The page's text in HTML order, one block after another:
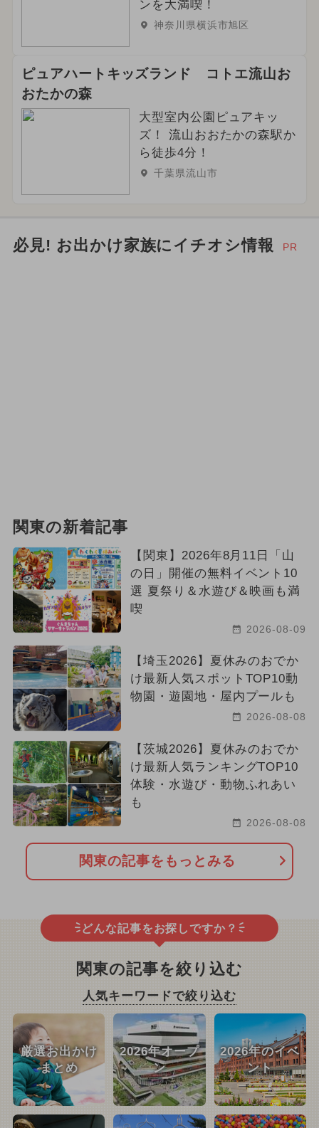
ンを大満喫！
神奈川県横浜市旭区
ピュアハートキッズランド コトエ流山お
おたかの森
大型室内公園ピュアキッ
ズ！ 流山おおたかの森駅か
ら徒歩4分！
千葉県流山市
必見! お出かけ家族にイチオシ情報 PR
関東の新着記事
【関東】2026年8月11日「山
の日」開催の無料イベント10
選 夏祭り＆水遊び＆映画も満
喫
2026-08-09
【埼玉2026】夏休みのおでか
け最新人気スポットTOP10動
物園・遊園地・屋内プールも
2026-08-08
【茨城2026】夏休みのおでか
け最新人気ランキングTOP10
体験・水遊び・動物ふれあい
も
2026-08-08
関東の記事をもっとみる
どんな記事をお探しですか？
関東の記事を絞り込む
人気キーワードで絞り込む
厳選お出かけ
まとめ
2026年オープ
ン
2026年のイベ
ント